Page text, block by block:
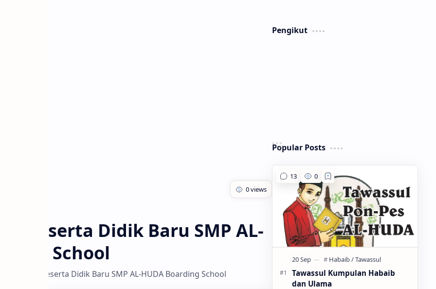
Peserta Didik Baru SMP AL-
School
Peserta Didik Baru SMP AL-HUDA Boarding School
Pengikut
Popular Posts
Tawassul Kumpulan Habaib
dan Ulama